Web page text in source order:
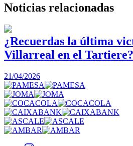
Noticias relacionadas
¿Recuerdas la última
Villarreal en el Tartiere?
21/04/2026